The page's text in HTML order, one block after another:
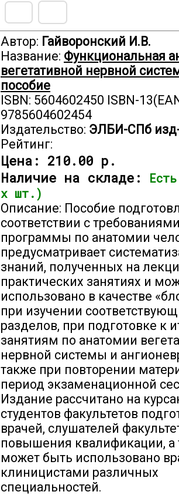
Автор: Гайворонский И.В.
Название: Функциональная
вегетативной нервной
пособие
ISBN: 5604602450 ISBN-
9785604602454
Издательство: ЭЛБИ-СПб
Рейтинг:
Цена: 210.00 р.
Наличие на складе:
х шт.)
Описание: Пособие
соответствии с
программы по анатомии
предусматривает
знаний, полученных на
практических занятиях и
использовано в качестве
при изучении
разделов, при подготовке к
занятиям по анатомии
нервной системы и
также при повторении
период экзаменационной
Издание рассчитано на
студентов факультетов
врачей, слушателей
повышения квалификации, а
может быть использовано
клиницистами различных
специальностей.